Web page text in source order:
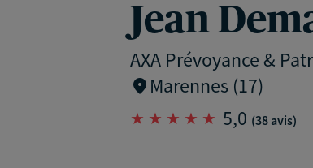
Jean
AXA Prévoyance &
Marennes (17)
5,0 (38 avis)